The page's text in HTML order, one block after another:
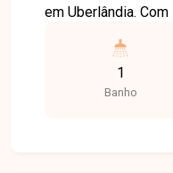
em Uberlândia.
de pessoas e
diversos
e ao Terminal
1
Banho